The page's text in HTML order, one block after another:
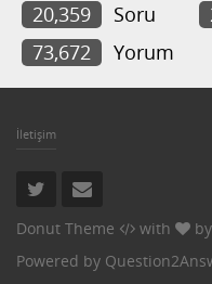
20,359 Soru
73,672
Yorum
İletişim
Donut Theme with by
Powered by